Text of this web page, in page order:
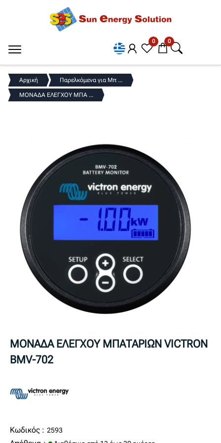
0 0
Αρχική Παρελκόμενα για Μπ ...
ΜΟΝΑΔΑ ΕΛΕΓΧΟΥ ΜΠΑ ...
ΜΟΝΑΔΑ ΕΛΕΓΧΟΥ ΜΠΑΤΑΡΙΩΝ VICTRON
BMV-702
Κωδικός : 2593